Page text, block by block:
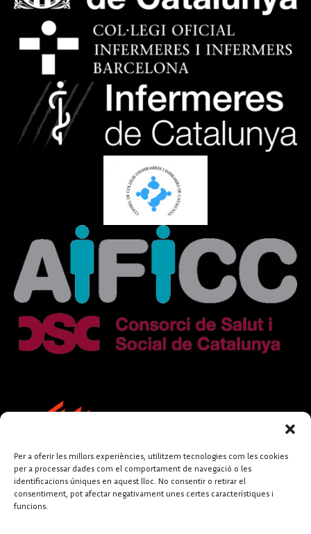
Per a oferir les millors experiències, utilitzem tecnologies com les cookies
per a processar dades com el comportament de navegació o les
identificacions úniques en aquest lloc. No consentir o retirar el
consentiment, pot afectar negativament unes certes característiques i
funcions.